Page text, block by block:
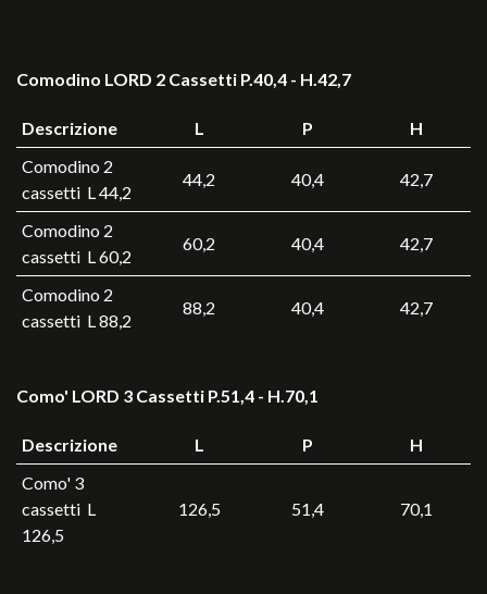
Comodino LORD 2 Cassetti P.40,4 - H.42,7
Descrizione L P
H
Comodino 2
cassetti L 44,2
44,2 40,4 42,7
Comodino 2
cassetti L 60,2
60,2 40,4 42,7
Comodino 2
cassetti L 88,2
88,2 40,4 42,7
Como' LORD 3 Cassetti P.51,4 - H.70,1
Descrizione L P
H
Como' 3
cassetti L
126,5
126,5 51,4 70,1